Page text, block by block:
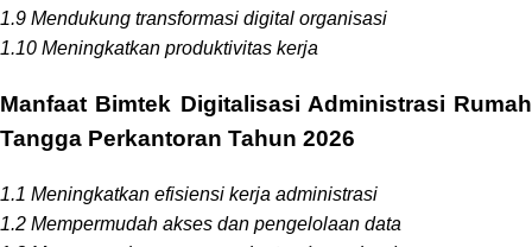
1.9 Mendukung transformasi digital organisasi
1.10 Meningkatkan produktivitas kerja
Manfaat Bimtek Digitalisasi Administrasi Rumah
Tangga Perkantoran Tahun 2026
1.1 Meningkatkan efisiensi kerja administrasi
1.2 Mempermudah akses dan pengelolaan data